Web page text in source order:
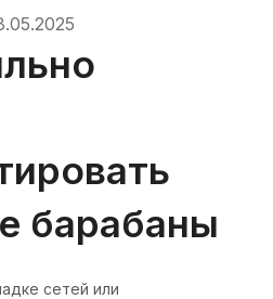
барабаны
сетей или